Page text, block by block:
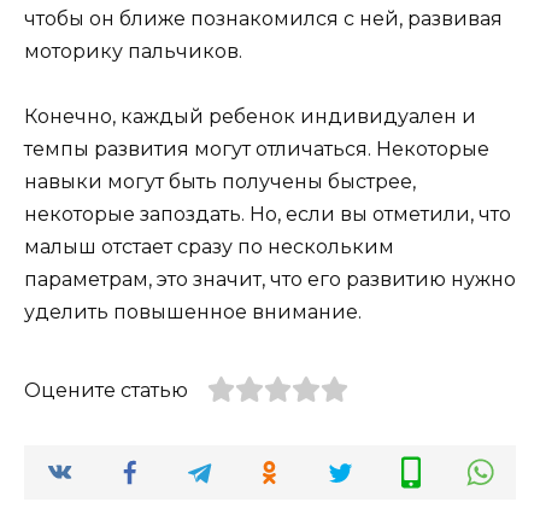
чтобы он ближе познакомился с ней, развивая
моторику пальчиков.
Конечно, каждый ребенок индивидуален и
темпы развития могут отличаться. Некоторые
навыки могут быть получены быстрее,
некоторые запоздать. Но, если вы отметили, что
малыш отстает сразу по нескольким
параметрам, это значит, что его развитию нужно
уделить повышенное внимание.
Оцените статью